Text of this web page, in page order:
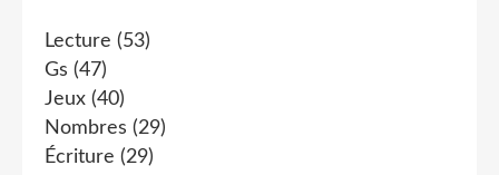
Lecture (53)
Gs (47)
Jeux (40)
Nombres (29)
Écriture (29)